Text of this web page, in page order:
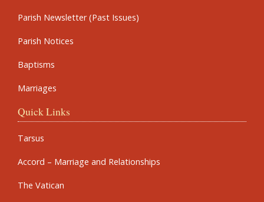
Parish Newsletter (Past Issues)
Parish Notices
Baptisms
Marriages
Quick Links
Tarsus
Accord – Marriage and Relationships
The Vatican